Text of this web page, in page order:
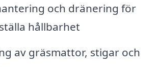
och dränering för
hållbarhet
av gräsmattor, stigar och